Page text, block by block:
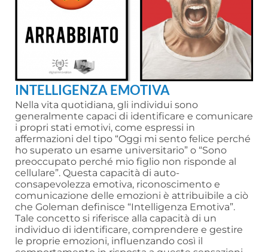
INTELLIGENZA EMOTIVA
Nella vita quotidiana, gli individui sono
generalmente capaci di identificare e comunicare
i propri stati emotivi, come espressi in
affermazioni del tipo “Oggi mi sento felice perché
ho superato un esame universitario” o “Sono
preoccupato perché mio figlio non risponde al
cellulare”. Questa capacità di auto-
consapevolezza emotiva, riconoscimento e
comunicazione delle emozioni è attribuibile a ciò
che Goleman definisce “Intelligenza Emotiva”.
Tale concetto si riferisce alla capacità di un
individuo di identificare, comprendere e gestire
le proprie emozioni, influenzando così il